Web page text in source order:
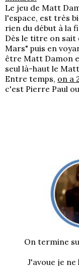
Le jeu de Matt
l'espace, est très
rien du début à la
Dès le titre on sait
Mars" puis en
être Matt Damon
seul là-haut le
Entre temps, on a
c'est Pierre Paul
On termine
J'avoue je